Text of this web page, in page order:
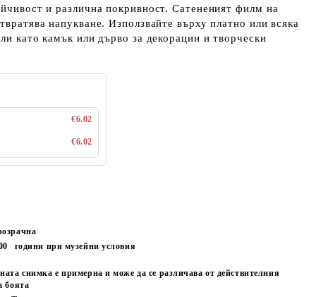
и различна покривност. Сатененият филм на
напукване. Използвайте върху платно или всяка
като камък или дърво за декорации и творчески
€6.02
€6.02
години при музейни условия
снимка е примерна и може да се различава от действителния
боята